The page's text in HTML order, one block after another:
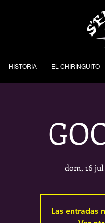
HISTORIA EL CHIRINGUITO
dom, 16 jul
Las entradas